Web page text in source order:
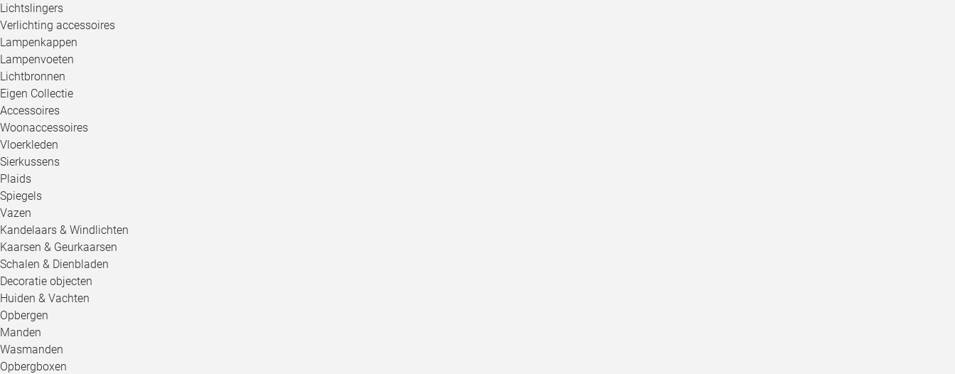
Lichtslingers
Verlichting accessoires
Lampenkappen
Lampenvoeten
Lichtbronnen
Eigen Collectie
Accessoires
Woonaccessoires
Vloerkleden
Sierkussens
Plaids
Spiegels
Vazen
Kandelaars & Windlichten
Kaarsen & Geurkaarsen
Schalen & Dienbladen
Decoratie objecten
Huiden & Vachten
Opbergen
Manden
Wasmanden
Opbergboxen